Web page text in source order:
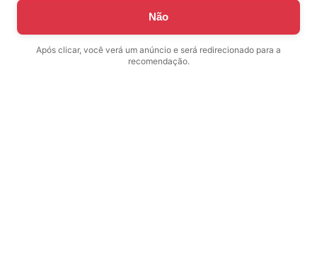
Não
Após clicar, você verá um anúncio e será redirecionado para a
recomendação.